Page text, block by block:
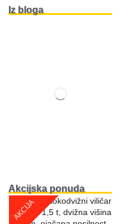
Iz bloga
Akcijska ponuda
AKCIJA